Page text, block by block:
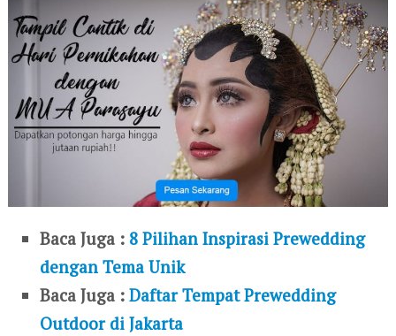
Baca Juga : 8 Pilihan Inspirasi Prewedding
dengan Tema Unik
Baca Juga :Daftar Tempat Prewedding
Outdoor di Jakarta